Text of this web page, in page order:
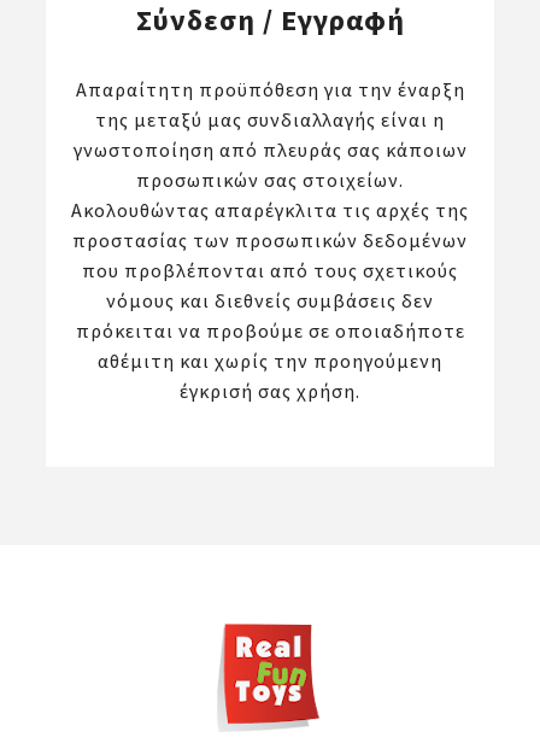
Σύνδεση / Εγγραφή
Απαραίτητη προϋπόθεση για την έναρξη
της μεταξύ μας συνδιαλλαγής είναι η
γνωστοποίηση από πλευράς σας κάποιων
προσωπικών σας στοιχείων.
Ακολουθώντας απαρέγκλιτα τις αρχές της
προστασίας των προσωπικών δεδομένων
που προβλέπονται από τους σχετικούς
νόμους και διεθνείς συμβάσεις δεν
πρόκειται να προβούμε σε οποιαδήποτε
αθέμιτη και χωρίς την προηγούμενη
έγκρισή σας χρήση.